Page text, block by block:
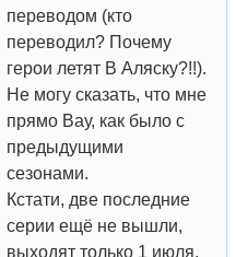
переводом (кто
переводил? Почему
герои летят В Аляску?!!).
Не могу сказать, что мне
прямо Вау, как было с
предыдущими
сезонами.
Кстати, две последние
серии ещё не вышли,
выходят только 1 июля.